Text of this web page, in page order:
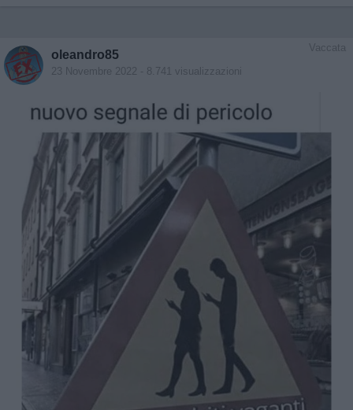
Vaccata
oleandro85
23 Novembre 2022 - 8.741 visualizzazioni